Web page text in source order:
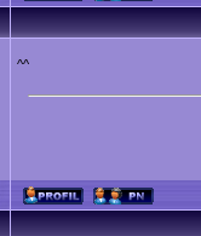
^^